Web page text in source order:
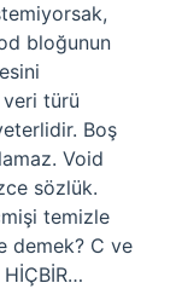
bloğunun
veri türü
Boş
Void
sözlük.
temizle
demek? C ve